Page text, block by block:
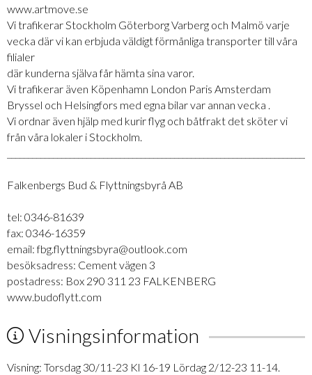
www.artmove.se
Vi trafikerar Stockholm Göterborg Varberg och Malmö varje
vecka där vi kan erbjuda väldigt förmånliga transporter till våra
filialer
där kunderna själva får hämta sina varor.
Vi trafikerar även Köpenhamn London Paris Amsterdam
Bryssel och Helsingfors med egna bilar var annan vecka .
Vi ordnar även hjälp med kurir flyg och båtfrakt det sköter vi
från våra lokaler i Stockholm.
Falkenbergs Bud & Flyttningsbyrå AB
tel: 0346-81639
fax: 0346-16359
email: fbg.flyttningsbyra@outlook.com
besöksadress: Cement vägen 3
postadress: Box 290 311 23 FALKENBERG
www.budoflytt.com
Visningsinformation
Visning: Torsdag 30/11-23 Kl 16-19 Lördag 2/12-23 11-14.